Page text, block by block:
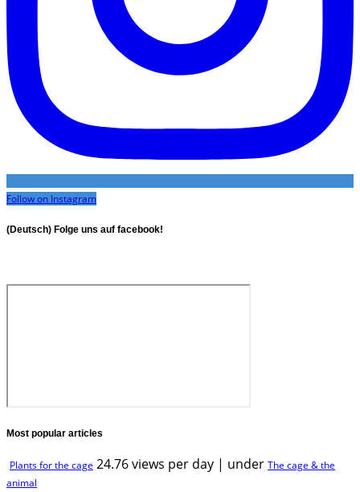
Follow on Instagram
(Deutsch) Folge uns auf facebook!
Most popular articles
Plants for the cage 24.76 views per day | under The cage & the
animal